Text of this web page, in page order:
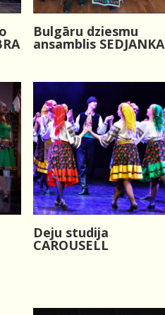
Bulgāru dziesmu
ansamblis SEDJANKA
Deju studija
CAROUSELL